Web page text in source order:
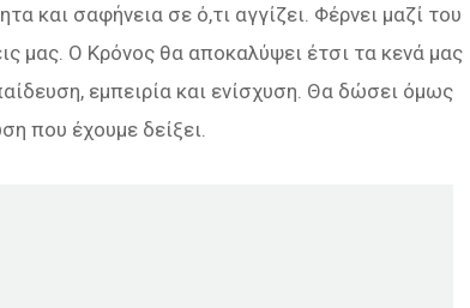
και σαφήνεια σε ό,τι αγγίζει. Φέρνει μαζί του
μας. Ο Κρόνος θα αποκαλύψει έτσι τα κενά μας
εμπειρία και ενίσχυση. Θα δώσει όμως
που έχουμε δείξει.